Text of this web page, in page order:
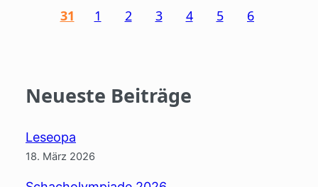
31
1 2 3 4 5 6
Neueste Beiträge
Leseopa
18. März 2026